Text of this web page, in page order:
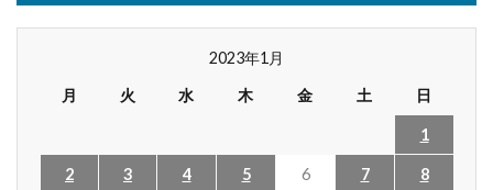
2023年1月
月
火 水 木 金 土 日
1
2 3 4 5 6 7 8